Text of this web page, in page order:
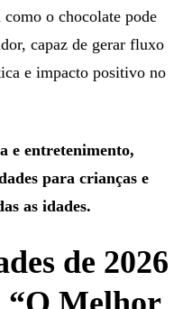
o chocolate pode
capaz de gerar fluxo
e impacto positivo no
e entretenimento,
para crianças e
as idades.
de 2026